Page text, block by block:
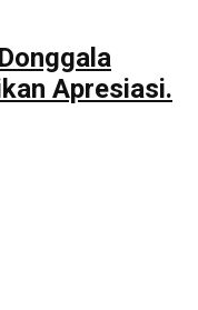
Apresiasi.